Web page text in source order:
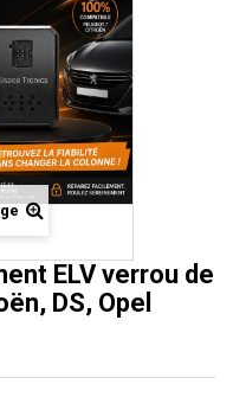
ELV verrou de
DS, Opel